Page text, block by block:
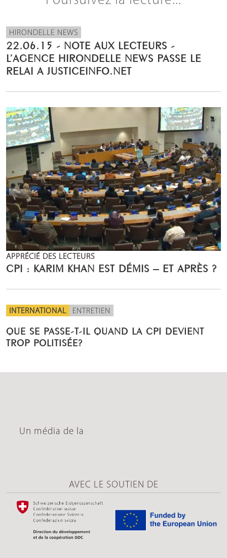
HIRONDELLE NEWS
22.06.15 - NOTE AUX LECTEURS -
L’AGENCE HIRONDELLE NEWS PASSE LE
RELAI A JUSTICEINFO.NET
APPRÉCIÉ DES LECTEURS
CPI : KARIM KHAN EST DÉMIS – ET APRÈS ?
INTERNATIONAL ENTRETIEN
QUE SE PASSE-T-IL QUAND LA CPI DEVIENT
TROP POLITISÉE?
Un média de la
AVEC LE SOUTIEN DE